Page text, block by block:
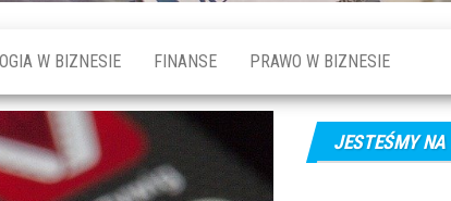
W BIZNESIE FINANSE PRAWO W BIZNESIE
JESTEŚMY NA